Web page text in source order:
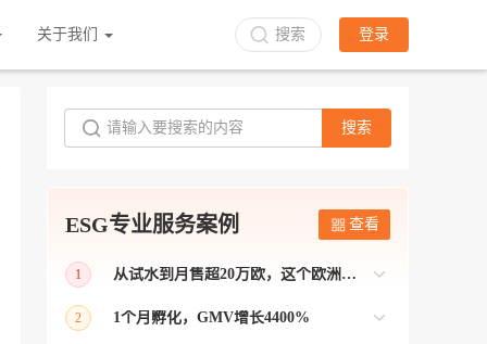
关于我们 搜索 登录
搜索
ESG专业服务案例 查看
1
从试水到月售超20万欧，这个欧洲本土平台被低估了
2
1个月孵化，GMV增长4400%